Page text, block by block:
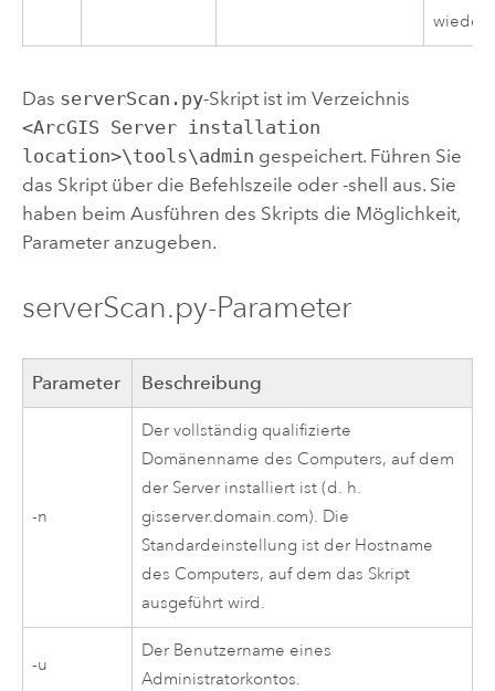
Das serverScan.py-Skript ist im Verzeichnis
<ArcGIS Server installation
location>\tools\admin gespeichert.Führen Sie
das Skript über die Befehlszeile oder -shell aus. Sie
haben beim Ausführen des Skripts die Möglichkeit,
Parameter anzugeben.
serverScan.py-Parameter
Parameter Beschreibung
-n
Der vollständig qualifizierte
Domänenname des Computers, auf dem
der Server installiert ist (d. h.
gisserver.domain.com). Die
Standardeinstellung ist der Hostname
des Computers, auf dem das Skript
ausgeführt wird.
-u
Der Benutzername eines
Administratorkontos.